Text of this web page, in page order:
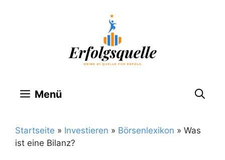
Menü
Startseite » Investieren » Börsenlexikon » Was
ist eine Bilanz?